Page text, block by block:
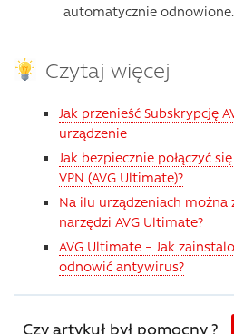
automatycznie odnowione.
Czytaj więcej
Jak przenieść Subskrypcję
urządzenie
Jak bezpiecznie połączyć
VPN (AVG Ultimate)?
Na ilu urządzeniach
narzędzi AVG Ultimate?
AVG Ultimate – Jak
odnowić antywirus?
Czy artykuł był pomocny ?